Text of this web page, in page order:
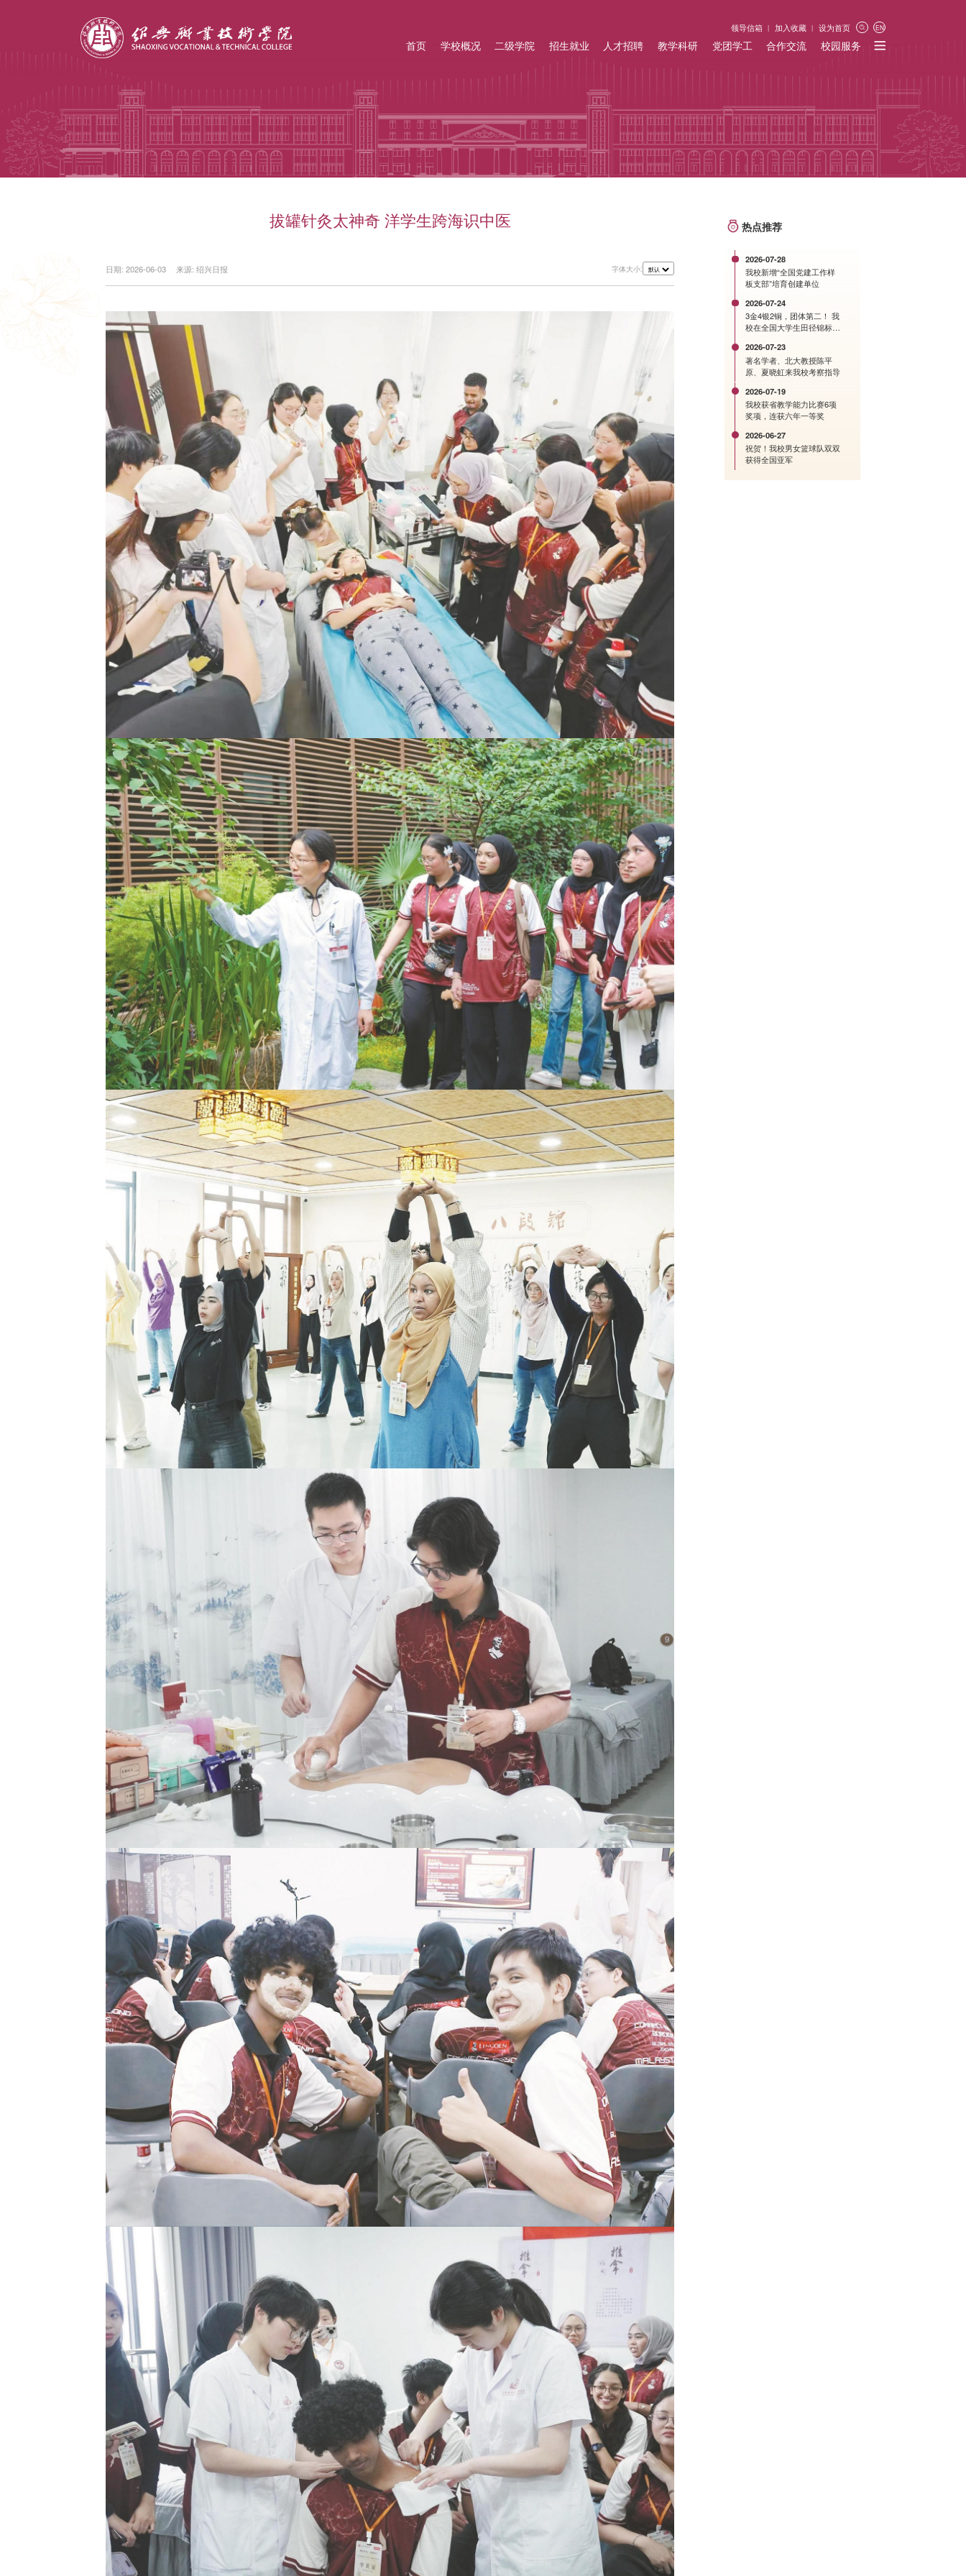
领导信箱 加入收藏 设为首页 EN
首页 学校概况 二级学院 招生就业 人才招聘 教学科研 党团学工 合作交流 校园服务
拔罐针灸太神奇 洋学生跨海识中医
日期: 2026-06-03 来源: 绍兴日报 字体大小:
热点推荐
2026-07-28
我校新增“全国党建工作样
板支部”培育创建单位
2026-07-24
3金4银2铜，团体第二！ 我
校在全国大学生田径锦标赛
2026-07-23
著名学者、北大教授陈平
原、夏晓虹来我校考察指导
2026-07-19
我校获省教学能力比赛6项
奖项，连获六年一等奖
2026-06-27
祝贺！我校男女篮球队双双
获得全国亚军